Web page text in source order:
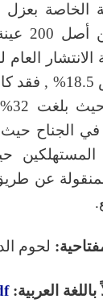
مدينة حمص
عن
لحوم
باللغة العربية: